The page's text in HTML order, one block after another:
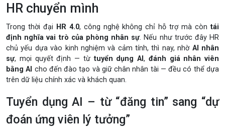
HR chuyển mình
Trong thời đại HR 4.0, công nghệ không chỉ hỗ trợ mà còntái
định nghĩa vai trò của phòng nhân sự. Nếu như trước đây HR
chủ yếu dựa vào kinh nghiệm và cảm tính, thì nay, nhờ AI nhân
sự, mọi quyết định — từtuyển dụng AI, đánh giá nhân viên
bằng AI cho đến đào tạo và giữ chân nhân tài — đều có thể dựa
trên dữ liệu chính xác và khách quan.
Tuyển dụng AI – từ “đăng tin” sang “dự
đoán ứng viên lý tưởng”